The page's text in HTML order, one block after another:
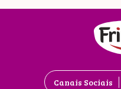
Canais Sociais